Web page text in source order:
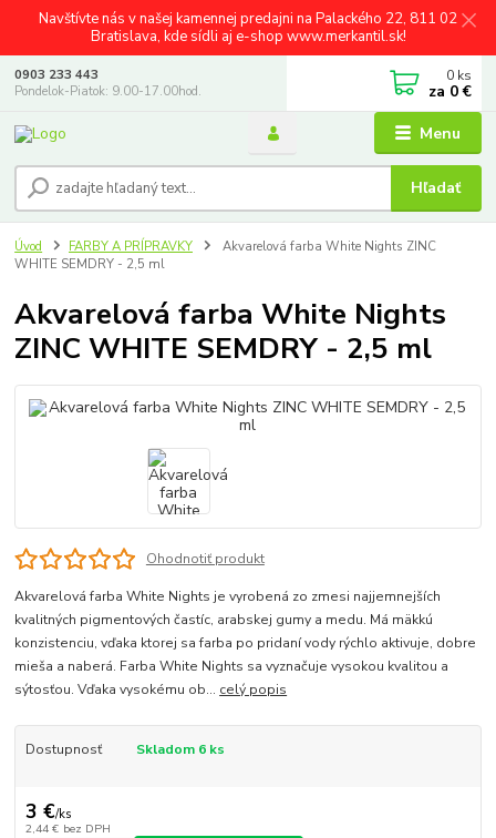
Navštívte nás v našej kamennej predajni na Palackého 22, 811 02
Bratislava, kde sídli aj e-shop www.merkantil.sk!
Menu
Hľadať
0903 233 443
Pondelok-Piatok: 9.00-17.00hod.
0 ks
za 0 €
Úvod FARBY A PRÍPRAVKY
Akvarelová farba White Nights ZINC
WHITE SEMDRY - 2,5 ml
Akvarelová farba White Nights
ZINC WHITE SEMDRY - 2,5 ml
Ohodnotiť produkt
Akvarelová farba White Nights je vyrobená zo zmesi najjemnejších
kvalitných pigmentových častíc, arabskej gumy a medu. Má mäkkú
konzistenciu, vďaka ktorej sa farba po pridaní vody rýchlo aktivuje, dobre
mieša a naberá. Farba White Nights sa vyznačuje vysokou kvalitou a
sýtosťou. Vďaka vysokému ob... celý popis
Dostupnosť Skladom 6 ks
3 €/ks
2,44 € bez DPH